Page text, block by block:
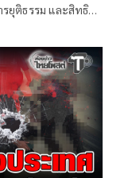
ยุติธรรม และสิทธิ
ไปเกี่ยวข้องกับการ